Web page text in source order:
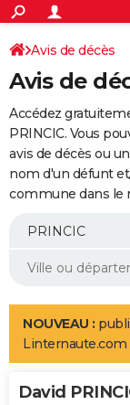
ACTUALITÉS
Politique
Société
Faits Divers
Education
Monde
Villes
+
SPORT
Coupe du monde
Football
Tennis
Cyclisme
Rugby
Forum
Programme TV
TNT
Streaming
Cinéma
Sorties cinéma
Musique
+
FINANCE
Retraite
Epargne
Immobilier
Risques naturels
Banque
Assurance
AUTO
Essais
Réserver un essai
Citadines
Berlines
SUV
Forum auto
+
Mobiles
Meilleur smartphone
Internet
Ordinateurs
Jeux vidéo
Guide high-tech
Aménagement
LIFESTYLE
Art de vivre
Bien-être
Loisirs
Mode
Modes de vie
Alimentation
Guide de la santé
Maladies
Médicaments
Sommeil
VOYAGE
Avis de décès
Avis de
Accédez
PRINCIC. Vous
avis de décès ou
nom d'un défunt
commune dans le
NOUVEAU :
Linternaute.com
David